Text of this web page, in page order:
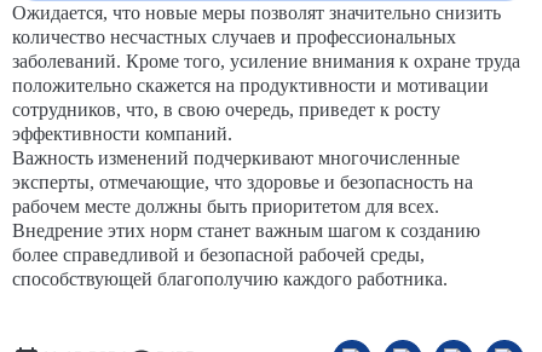
Ожидается, что новые меры позволят значительно снизить
количество несчастных случаев и профессиональных
заболеваний. Кроме того, усиление внимания к охране труда
положительно скажется на продуктивности и мотивации
сотрудников, что, в свою очередь, приведет к росту
эффективности компаний.
Важность изменений подчеркивают многочисленные
эксперты, отмечающие, что здоровье и безопасность на
рабочем месте должны быть приоритетом для всех.
Внедрение этих норм станет важным шагом к созданию
более справедливой и безопасной рабочей среды,
способствующей благополучию каждого работника.